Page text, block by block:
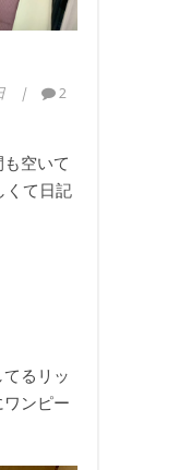
2
空いて
くて日記
るリッ
ンピー